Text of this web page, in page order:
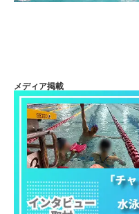
メディア掲載